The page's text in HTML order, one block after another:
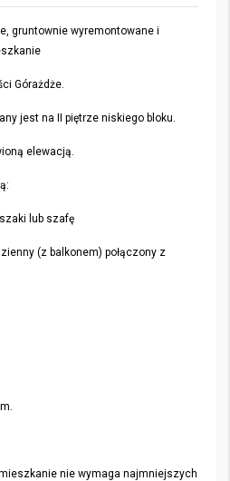
gruntownie wyremontowane i
Górażdże.
jest na II piętrze niskiego bloku.
elewacją.
lub szafę
(z balkonem) połączony z
nie wymaga najmniejszych